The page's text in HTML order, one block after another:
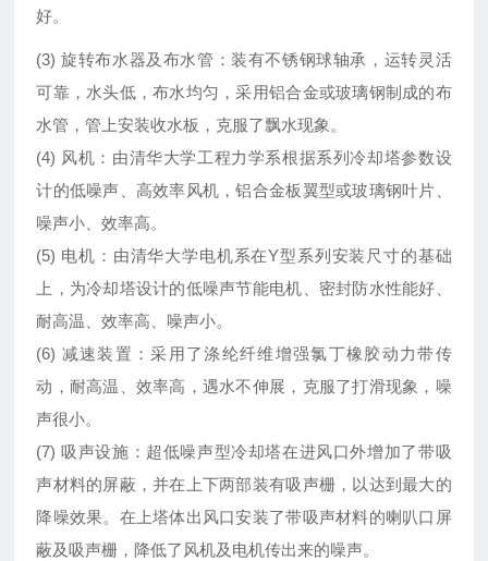
好。
(3) 旋转布水器及布水管：装有不锈钢球轴承，运转灵活
可靠，水头低，布水均匀，采用铝合金或玻璃钢制成的布
水管，管上安装收水板，克服了飘水现象。
(4) 风机：由清华大学工程力学系根据系列冷却塔参数设
计的低噪声、高效率风机，铝合金板翼型或玻璃钢叶片、
噪声小、效率高。
(5) 电机：由清华大学电机系在Y型系列安装尺寸的基础
上，为冷却塔设计的低噪声节能电机、密封防水性能好、
耐高温、效率高、噪声小。
(6) 减速装置：采用了涤纶纤维增强氯丁橡胶动力带传
动，耐高温、效率高，遇水不伸展，克服了打滑现象，噪
声很小。
(7) 吸声设施：超低噪声型冷却塔在进风口外增加了带吸
声材料的屏蔽，并在上下两部装有吸声栅，以达到最大的
降噪效果。在上塔体出风口安装了带吸声材料的喇叭口屏
蔽及吸声栅，降低了风机及电机传出来的噪声。